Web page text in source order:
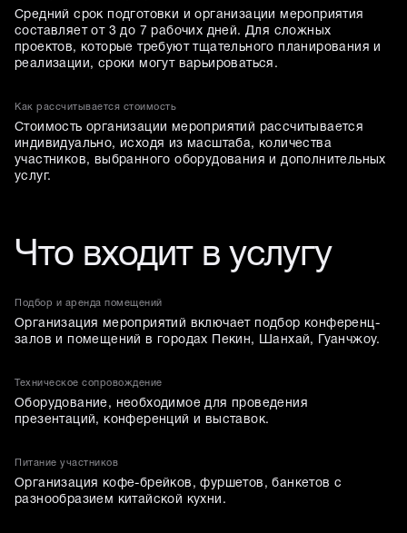
Средний срок подготовки и организации мероприятия
составляет от 3 до 7 рабочих дней. Для сложных
проектов, которые требуют тщательного планирования и
реализации, сроки могут варьироваться.
Как рассчитывается стоимость
Стоимость организации мероприятий рассчитывается
индивидуально, исходя из масштаба, количества
участников, выбранного оборудования и дополнительных
услуг.
Что входит в услугу
Подбор и аренда помещений
Организация мероприятий включает подбор конференц-
залов и помещений в городах Пекин, Шанхай, Гуанчжоу.
Техническое сопровождение
Оборудование, необходимое для проведения
презентаций, конференций и выставок.
Питание участников
Организация кофе-брейков, фуршетов, банкетов с
разнообразием китайской кухни.